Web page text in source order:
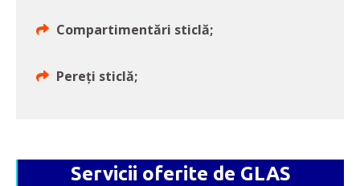
Compartimentări sticlă;
Pereți sticlă;
Servicii oferite de GLAS